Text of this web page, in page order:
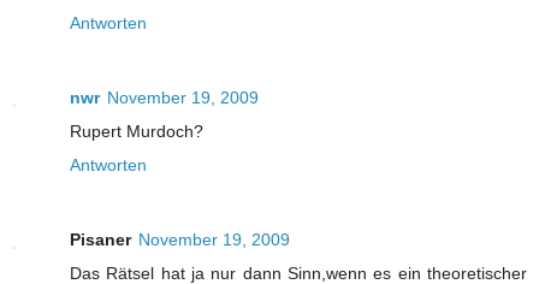
Antworten
nwr November 19, 2009
Rupert Murdoch?
Antworten
Pisaner November 19, 2009
Das Rätsel hat ja nur dann Sinn,wenn es ein theoretischer